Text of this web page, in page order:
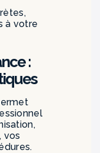
à votre
:
vos